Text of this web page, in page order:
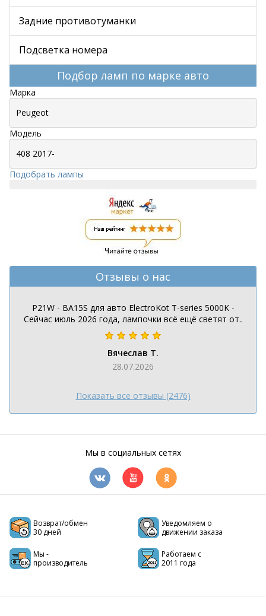
Задние противотуманки
Подсветка номера
Подбор ламп по марке авто
Марка
Модель
Подобрать лампы
Отзывы о нас
P21W - BA15S для авто ElectroKot T-series 5000K -
Сейчас июль 2026 года, лампочки всё ещё светят от..
Вячеслав Т.
28.07.2026
Показать все отзывы (2476)
Мы в социальных сетях
Возврат/обмен
30 дней
Уведомляем о
движении заказа
Мы -
производитель
Работаем с
2011 года